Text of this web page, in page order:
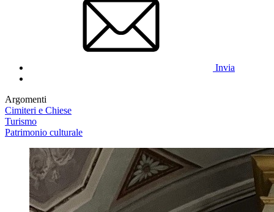
Invia
Argomenti
Cimiteri e Chiese
Turismo
Patrimonio culturale